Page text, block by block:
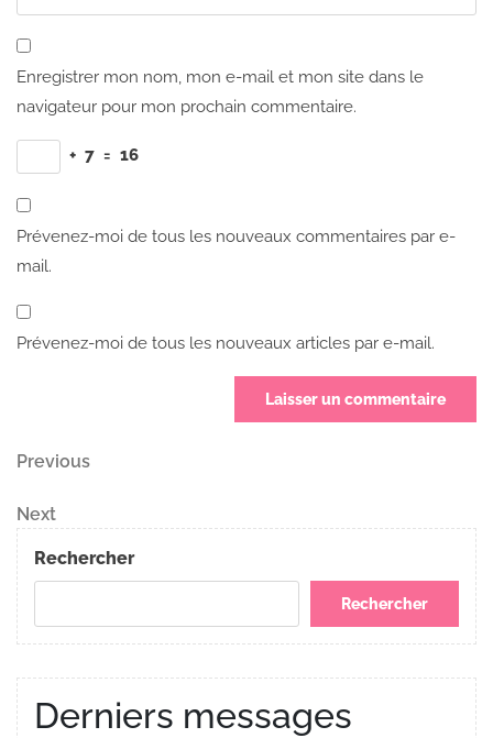
Enregistrer mon nom, mon e-mail et mon site dans le
navigateur pour mon prochain commentaire.
+ 7 = 16
Prévenez-moi de tous les nouveaux commentaires par e-
mail.
Prévenez-moi de tous les nouveaux articles par e-mail.
Navigation
de
l’article
Previous
Previous
Next
Post
Next
Rechercher
Rechercher
Derniers messages